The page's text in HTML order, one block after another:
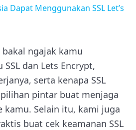
Dapat Menggunakan SSL Let’s
ngajak kamu
dan Lets Encrypt,
serta kenapa SSL
pintar buat menjaga
kamu. Selain itu, kami juga
buat cek keamanan SSL